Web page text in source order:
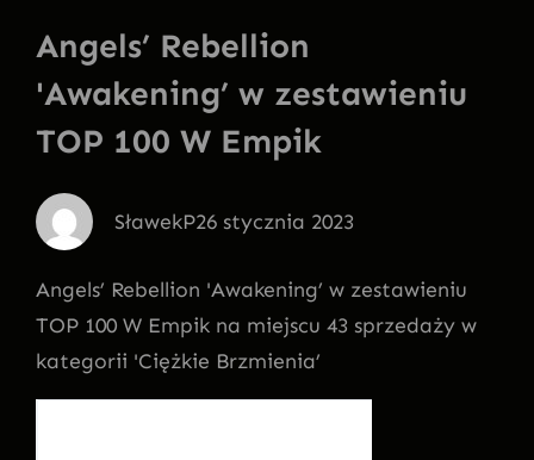
Angels’ Rebellion
'Awakening’ w zestawieniu
TOP 100 W Empik
SławekP26 stycznia 2023
Angels’ Rebellion 'Awakening’ w zestawieniu
TOP 100 W Empik na miejscu 43 sprzedaży w
kategorii 'Ciężkie Brzmienia’